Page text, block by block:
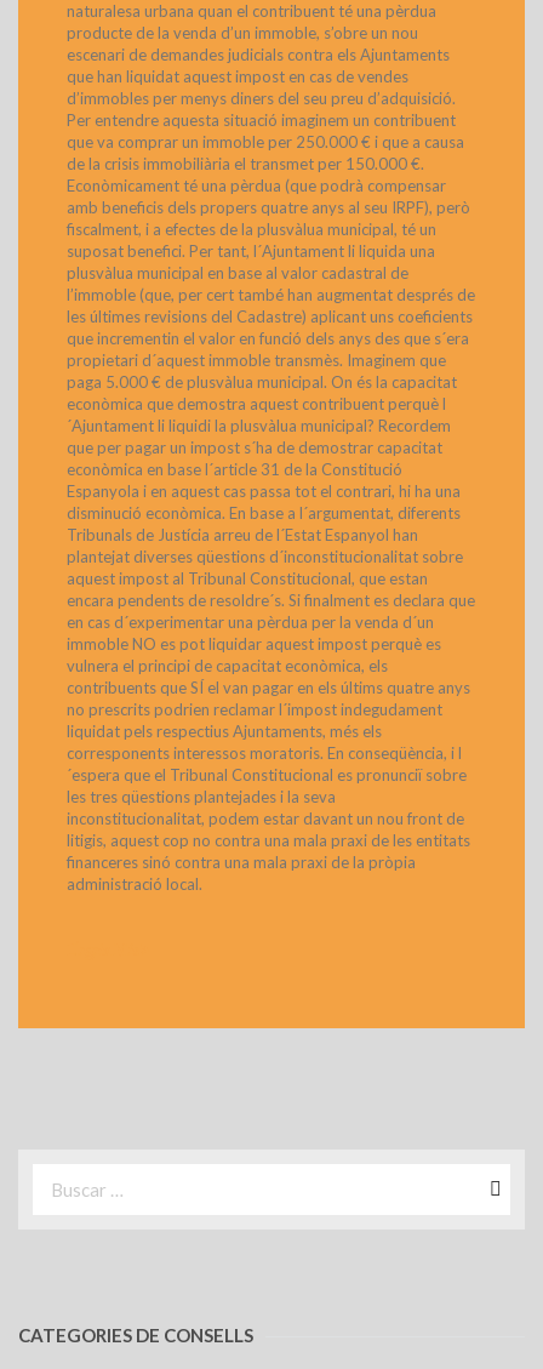
naturalesa urbana quan el contribuent té una pèrdua
producte de la venda d’un immoble, s’obre un nou
escenari de demandes judicials contra els Ajuntaments
que han liquidat aquest impost en cas de vendes
d’immobles per menys diners del seu preu d’adquisició.
Per entendre aquesta situació imaginem un contribuent
que va comprar un immoble per 250.000 € i que a causa
de la crisis immobiliària el transmet per 150.000 €.
Econòmicament té una pèrdua (que podrà compensar
amb beneficis dels propers quatre anys al seu IRPF), però
fiscalment, i a efectes de la plusvàlua municipal, té un
suposat benefici. Per tant, l´Ajuntament li liquida una
plusvàlua municipal en base al valor cadastral de
l’immoble (que, per cert també han augmentat després de
les últimes revisions del Cadastre) aplicant uns coeficients
que incrementin el valor en funció dels anys des que s´era
propietari d´aquest immoble transmès. Imaginem que
paga 5.000 € de plusvàlua municipal. On és la capacitat
econòmica que demostra aquest contribuent perquè l
´Ajuntament li liquidi la plusvàlua municipal? Recordem
que per pagar un impost s´ha de demostrar capacitat
econòmica en base l´article 31 de la Constitució
Espanyola i en aquest cas passa tot el contrari, hi ha una
disminució econòmica. En base a l´argumentat, diferents
Tribunals de Justícia arreu de l´Estat Espanyol han
plantejat diverses qüestions d´inconstitucionalitat sobre
aquest impost al Tribunal Constitucional, que estan
encara pendents de resoldre´s. Si finalment es declara que
en cas d´experimentar una pèrdua per la venda d´un
immoble NO es pot liquidar aquest impost perquè es
vulnera el principi de capacitat econòmica, els
contribuents que SÍ el van pagar en els últims quatre anys
no prescrits podrien reclamar l´impost indegudament
liquidat pels respectius Ajuntaments, més els
corresponents interessos moratoris. En conseqüència, i l
´espera que el Tribunal Constitucional es pronunciï sobre
les tres qüestions plantejades i la seva
inconstitucionalitat, podem estar davant un nou front de
litigis, aquest cop no contra una mala praxi de les entitats
financeres sinó contra una mala praxi de la pròpia
administració local.
CATEGORIES DE CONSELLS